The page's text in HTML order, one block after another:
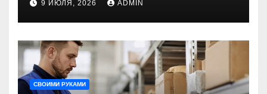
незабываемого
путешествия
9 ИЮЛЯ, 2026 ADMIN
СВОИМИ РУКАМИ